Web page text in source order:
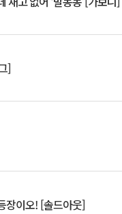
]
장이오! [솔드아웃]